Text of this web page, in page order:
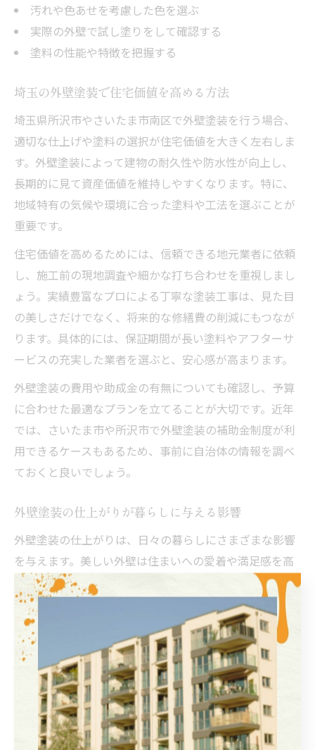
汚れや色あせを考慮した色を選ぶ
実際の外壁で試し塗りをして確認する
塗料の性能や特徴を把握する
埼玉の外壁塗装で住宅価値を高める方法
埼玉県所沢市やさいたま市南区で外壁塗装を行う場合、
適切な仕上げや塗料の選択が住宅価値を大きく左右しま
す。外壁塗装によって建物の耐久性や防水性が向上し、
長期的に見て資産価値を維持しやすくなります。特に、
地域特有の気候や環境に合った塗料や工法を選ぶことが
重要です。
住宅価値を高めるためには、信頼できる地元業者に依頼
し、施工前の現地調査や細かな打ち合わせを重視しまし
ょう。実績豊富なプロによる丁寧な塗装工事は、見た目
の美しさだけでなく、将来的な修繕費の削減にもつなが
ります。具体的には、保証期間が長い塗料やアフターサ
ービスの充実した業者を選ぶと、安心感が高まります。
外壁塗装の費用や助成金の有無についても確認し、予算
に合わせた最適なプランを立てることが大切です。近年
では、さいたま市や所沢市で外壁塗装の補助金制度が利
用できるケースもあるため、事前に自治体の情報を調べ
ておくと良いでしょう。
外壁塗装の仕上がりが暮らしに与える影響
外壁塗装の仕上がりは、日々の暮らしにさまざまな影響
を与えます。美しい外壁は住まいへの愛着や満足感を高
め、来客時の印象も良くなります。また、断熱性や防水
性が向上することで、室内環境が快適になり、冷暖房費
の節約にもつながることがあります。
一方で、仕上がりにムラや不具合があると、早期の劣化
や再施工のリスクが高まります。こうしたトラブルを防
ぐためには、実績のある業者や職人による丁寧な作業が
不可欠です。実際に、地元で評判の良い業者に依頼した
方からは「期待以上の仕上がりで生活が明るくなった」